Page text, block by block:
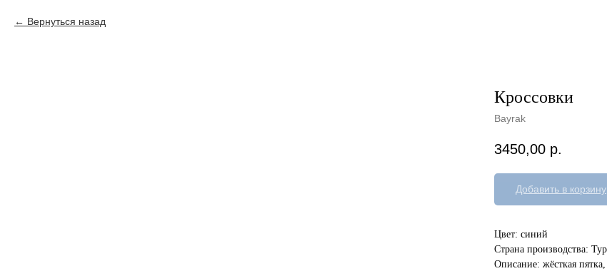
Вернуться назад
Кроссовки
Bayrak
3450,00 р.
Добавить в корзину
Цвет: синий
Страна производства:
Описание: жёсткая